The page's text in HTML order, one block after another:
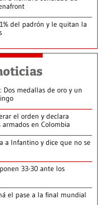
del padrón y le quitan la
Dos medallas de oro y un
el orden y declara
en Colombia
a Infantino y dice que no se
33-30 ante los
el pase a la final mundial